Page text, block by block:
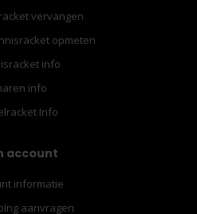
vervangen
opmeten
info
info
Info
account
informatie
aanvragen